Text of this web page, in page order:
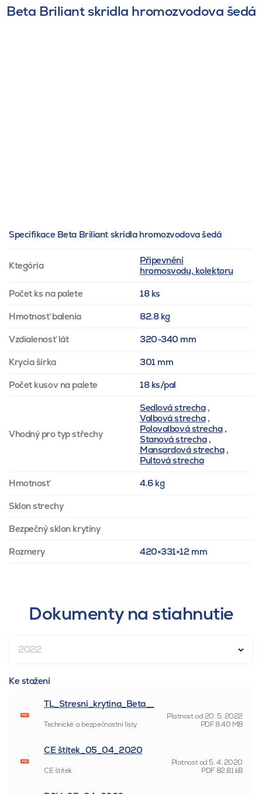
Beta Briliant skridla hromozvodova šedá
Specifikace Beta Briliant skridla hromozvodova šedá
Ktegória
Připevnění
hromosvodu, kolektoru
Počet ks na palete 18 ks
Hmotnosť balenia 82.8 kg
Vzdialenosť lát 320-340 mm
Krycia šírka 301 mm
Počet kusov na palete 18 ks/pal
Vhodný pro typ střechy
Sedlová strecha,
Valbová strecha,
Polovalbová strecha,
Stanová strecha,
Mansardová strecha,
Pultová strecha
Hmotnosť 4.6 kg
Sklon strechy
Bezpečný sklon krytiny
Rozmery 420×331×12 mm
Dokumenty na stiahnutie
2022
Ke stažení
TL_Stresni_krytina_Beta__
Platnost od20. 5. 2022
Technické a bezpečnostní listy
PDF8.40 MB
CE štítek_05_04_2020
Platnost od 5. 4. 2020
CE štítek
PDF82.81 kB